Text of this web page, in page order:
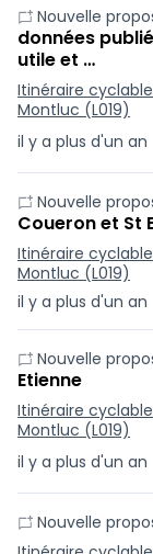
il y a plus d'un an
Nouvelle
données
utile et …
Itinéraire
Montluc (L019)
il y a plus d'un an
Nouvelle
Coueron et St
Itinéraire
Montluc (L019)
il y a plus d'un an
Nouvelle
Etienne
Itinéraire
Montluc (L019)
Nouvelle